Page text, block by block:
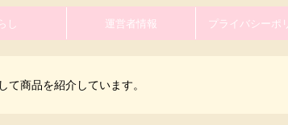
し 運営者情報 プライバシーポ
商品を紹介しています。